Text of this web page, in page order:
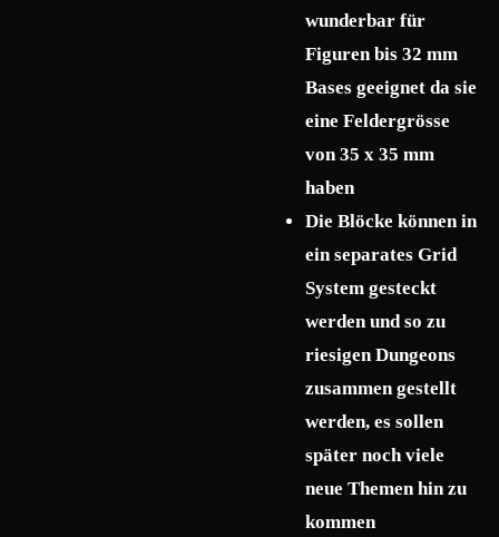
wunderbar für
Figuren bis 32 mm
Bases geeignet da sie
eine Feldergrösse
von 35 x 35 mm
haben
Die Blöcke können in
ein separates Grid
System gesteckt
werden und so zu
riesigen Dungeons
zusammen gestellt
werden, es sollen
später noch viele
neue Themen hin zu
kommen